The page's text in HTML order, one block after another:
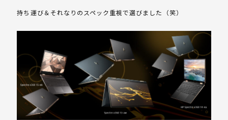
持ち運び＆それなりのスペック重視で選びました（笑）